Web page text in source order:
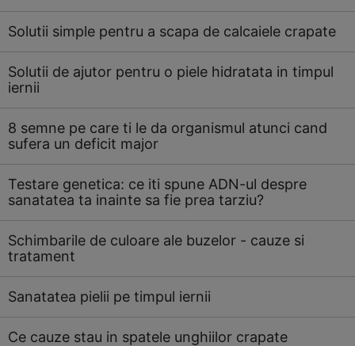
Solutii simple pentru a scapa de calcaiele crapate
Solutii de ajutor pentru o piele hidratata in timpul
iernii
8 semne pe care ti le da organismul atunci cand
sufera un deficit major
Testare genetica: ce iti spune ADN-ul despre
sanatatea ta inainte sa fie prea tarziu?
Schimbarile de culoare ale buzelor - cauze si
tratament
Sanatatea pielii pe timpul iernii
Ce cauze stau in spatele unghiilor crapate